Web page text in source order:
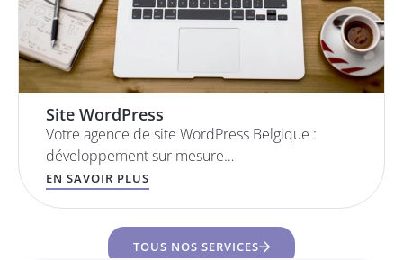
Site WordPress
Votre agence de site WordPress Belgique :
développement sur mesure…
EN SAVOIR PLUS
TOUS NOS SERVICES